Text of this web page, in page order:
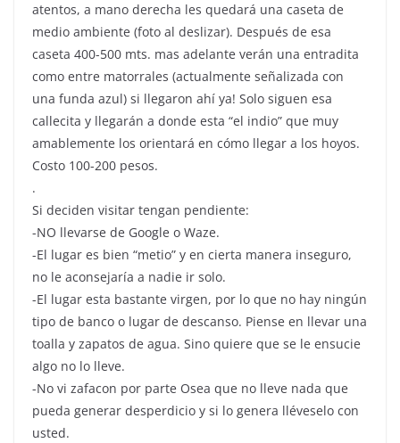
atentos, a mano derecha les quedará una caseta de
medio ambiente (foto al deslizar). Después de esa
caseta 400-500 mts. mas adelante verán una entradita
como entre matorrales (actualmente señalizada con
una funda azul) si llegaron ahí ya! Solo siguen esa
callecita y llegarán a donde esta “el indio” que muy
amablemente los orientará en cómo llegar a los hoyos.
Costo 100-200 pesos.
.
Si deciden visitar tengan pendiente:
-NO llevarse de Google o Waze.
-El lugar es bien “metio” y en cierta manera inseguro,
no le aconsejaría a nadie ir solo.
-El lugar esta bastante virgen, por lo que no hay ningún
tipo de banco o lugar de descanso. Piense en llevar una
toalla y zapatos de agua. Sino quiere que se le ensucie
algo no lo lleve.
-No vi zafacon por parte Osea que no lleve nada que
pueda generar desperdicio y si lo genera lléveselo con
usted.